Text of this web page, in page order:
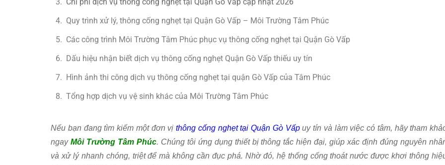
Quy trình xử lý, thông cống nghẹt tại Quận Gò Vấp – Môi Trường Tâm Phúc
Các công trình Môi Trường Tâm Phúc phục vụ thông cống nghẹt tại Quận Gò Vấp
Dấu hiệu nhận biết dịch vụ thông cống nghẹt Quận Gò Vấp thiếu uy tín
Hình ảnh thi công dịch vụ thông cống nghẹt tại quận Gò Vấp của Tâm Phúc
Tổng hợp dịch vụ vệ sinh khác của Môi Trường Tâm Phúc
Nếu bạn đang tìm kiếm một đơn vị thông cống nghẹt tại Quận Gò Vấpuy tín và làm việc có tâm, hãy tham
ngay Môi Trường Tâm Phúc. Chúng tôi ứng dụng thiết bị thông tắc hiện đại, giúp xác định đúng nguyên
và xử lý nhanh chóng, triệt để mà không cần đục phá. Nhờ đó, hệ thống cống thoát nước được khơi thông